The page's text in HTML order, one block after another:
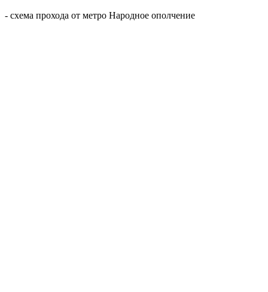
- схема прохода от метро Народное ополчение